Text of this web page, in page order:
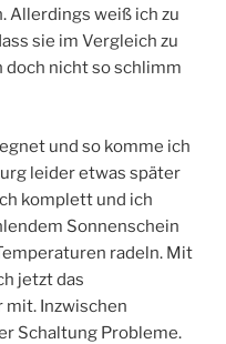
Allerdings weiß ich zu
sie im Vergleich zu
doch nicht so schlimm
und so komme ich
leider etwas später
komplett und ich
Sonnenschein
radeln. Mit
jetzt das
Inzwischen
Schaltung Probleme.